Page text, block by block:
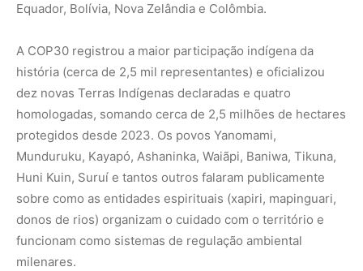
Equador, Bolívia, Nova Zelândia e Colômbia.
A COP30 registrou a maior participação indígena da
história (cerca de 2,5 mil representantes) e oficializou
dez novas Terras Indígenas declaradas e quatro
homologadas, somando cerca de 2,5 milhões de hectares
protegidos desde 2023. Os povos Yanomami,
Munduruku, Kayapó, Ashaninka, Waiãpi, Baniwa, Tikuna,
Huni Kuin, Suruí e tantos outros falaram publicamente
sobre como as entidades espirituais (xapiri, mapinguari,
donos de rios) organizam o cuidado com o território e
funcionam como sistemas de regulação ambiental
milenares.